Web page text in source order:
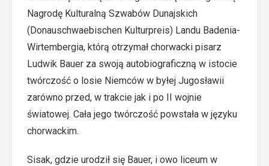
Nagrodę Kulturalną Szwabów Dunajskich
(Donauschwaebischen Kulturpreis) Landu Badenia-
Wirtembergia, którą otrzymał chorwacki pisarz
Ludwik Bauer za swoją autobiograficzną w istocie
twórczość o losie Niemców w byłej Jugosławii
zarówno przed, w trakcie jak i po II wojnie
światowej. Cała jego twórczość powstała w języku
chorwackim.
Sisak, gdzie urodził się Bauer, i owo liceum w